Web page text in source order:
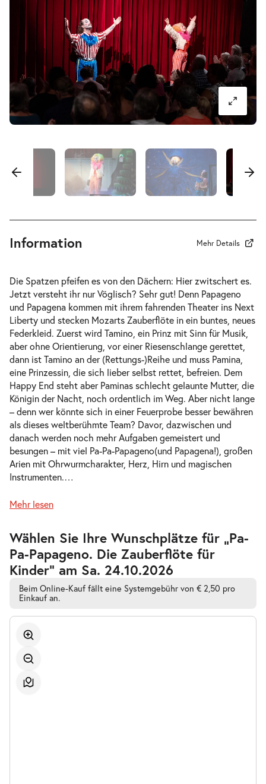
10:30–11:30 Uhr
Tickets
Pa-Pa-Papageno. Die Zauberflöte für
Kinder
-
Mi.
30.09.2026
Mi. 30.09.2026
Pa-Pa-Papageno. Die Zauberflöte für
Mi.
Pa-Pa-Papageno. Die Zauberflöte für
Kinder-
Do.
01.10.2026
Do. 01.10.2026
10:30–11:30 Uhr
Ausverkauft
Pa-Pa-Papageno. Die Zauberflöte für
Kinder-
Sa. 24.10.2026
Information Mehr Details
Die Spatzen pfeifen es von den Dächern: Hier zwitschert es.
Jetzt versteht ihr nur Vöglisch? Sehr gut! Denn Papageno
und Papagena kommen mit ihrem fahrenden Theater ins Next
Liberty und stecken Mozarts Zauberflöte in ein buntes, neues
Federkleid. Zuerst wird Tamino, ein Prinz mit Sinn für Musik,
aber ohne Orientierung, vor einer Riesenschlange gerettet,
dann ist Tamino an der (Rettungs-)Reihe und muss Pamina,
eine Prinzessin, die sich lieber selbst rettet, befreien. Dem
Happy End steht aber Paminas schlecht gelaunte Mutter, die
Königin der Nacht, noch ordentlich im Weg. Aber nicht lange
– denn wer könnte sich in einer Feuerprobe besser bewähren
als dieses weltberühmte Team? Davor, dazwischen und
danach werden noch mehr Aufgaben gemeistert und
besungen – mit viel Pa-Pa-Papageno(und Papagena!), großen
Arien mit Ohrwurmcharakter, Herz, Hirn und magischen
Instrumenten.…
Mehr lesen
Wählen Sie Ihre Wunschplätze für „Pa-
Pa-Papageno. Die Zauberflöte für
Kinder” am Sa. 24.10.2026
Beim Online-Kauf fällt eine Systemgebühr von € 2,50 pro
Einkauf an.
Zur
barrierefreien
automatischen
Bestplatzwahl